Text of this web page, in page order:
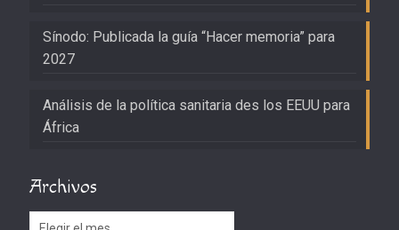
Sínodo: Publicada la guía “Hacer memoria” para
2027
Análisis de la política sanitaria des los EEUU para
África
Archivos
Archivos